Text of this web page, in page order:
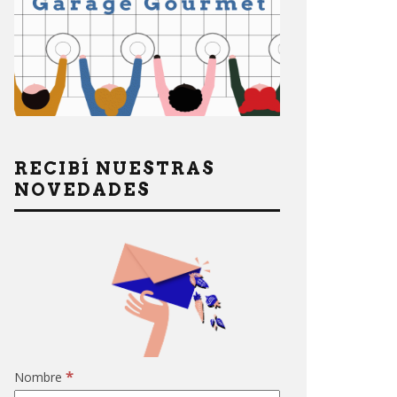
RECIBÍ NUESTRAS
NOVEDADES
Nombre *